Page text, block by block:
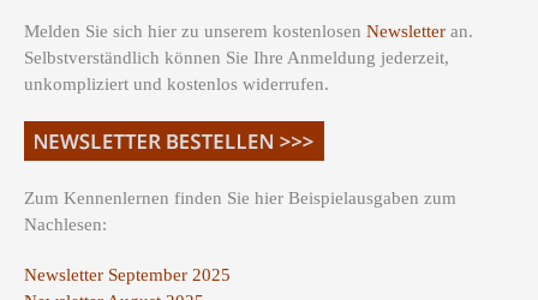
Melden Sie sich hier zu unserem kostenlosen Newsletter an.
Selbstverständlich können Sie Ihre Anmeldung jederzeit,
unkompliziert und kostenlos widerrufen.
Zum Kennenlernen finden Sie hier Beispielausgaben zum
Nachlesen:
Newsletter September 2025